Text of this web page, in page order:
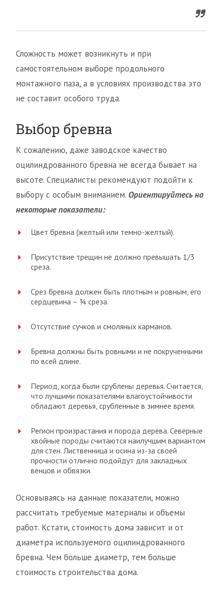
Сложность может возникнуть и при
самостоятельном выборе продольного
монтажного паза, а в условиях производства это
не составит особого труда.
Выбор бревна
К сожалению, даже заводское качество
оцилиндрованного бревна не всегда бывает на
высоте. Специалисты рекомендуют подойти к
выбору с особым вниманием. Ориентируйтесь на
некоторые показатели:
Цвет бревна (желтый или темно-желтый).
Присутствие трещин не должно превышать 1/3
среза.
Срез бревна должен быть плотным и ровным, его
сердцевина – ¾ среза.
Отсутствие сучков и смоляных карманов.
Бревна должны быть ровными и не покрученными
по всей длине.
Период, когда были срублены деревья. Считается,
что лучшими показателями влагоустойчивости
обладают деревья, срубленные в зимнее время.
Регион произрастания и порода дерева. Северные
хвойные породы считаются наилучшим вариантом
для стен. Лиственница и осина из-за своей
прочности отлично подойдут для закладных
венцов и обвязки.
Основываясь на данные показатели, можно
рассчитать требуемые материалы и объемы
работ. Кстати, стоимость дома зависит и от
диаметра используемого оцилиндрованного
бревна. Чем больше диаметр, тем больше
стоимость строительства дома.